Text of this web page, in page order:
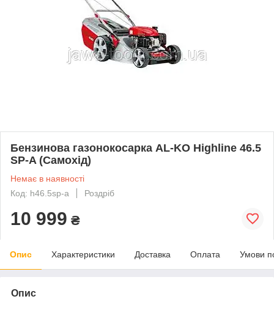
Бензинова газонокосарка AL-KO Highline 46.5
SP-A (Самохід)
Немає в наявності
Код: h46.5sp-a
Роздріб
10 999 ₴
Опис Характеристики Доставка Оплата Умови
Опис